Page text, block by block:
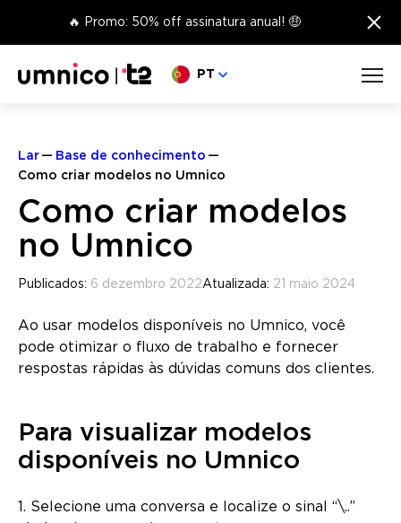
🔥 Promo: 50% off assinatura anual! 🤑 ×
Escolha o seu idioma
PT
Lar
Base de conhecimento
Como criar modelos no Umnico
Como criar modelos
no Umnico
Publicados: 6 dezembro 2022Atualizada: 21 maio 2024
Ao usar modelos disponíveis no Umnico, você
pode otimizar o fluxo de trabalho e fornecer
respostas rápidas às dúvidas comuns dos clientes.
Para visualizar modelos
disponíveis no Umnico
1. Selecione uma conversa e localize o sinal “\..”